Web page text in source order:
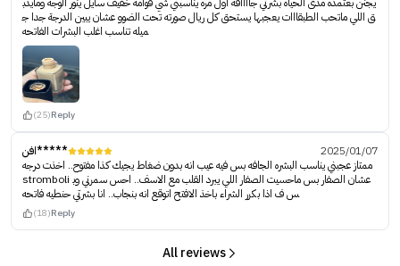
ق اللي ماتحب الطبقااات يعجبها يستحق كل ريال صورته تحت الضوو عشان يبين الدرجة جدا ج
ميله تناسب اغلب البشرات الفاتحه
(25)Reply
افن*****
2025/01/07
ممتاز عجبني يناسب البشره الجافه بس فيه عيب انه بدون ضغاط يجيك كذا مفتوح.. اخذت درجه
stromboli عشان الصفار بس ماحسيت الصفار اللي يبرد القلب مع الاسف.. احس سمرني وب
س ف اذا بكرر الشراء باخذ الافتح اتوقع انه بنجاب.. انا بشرتي حنطيه فاتحه
(18)Reply
All reviews